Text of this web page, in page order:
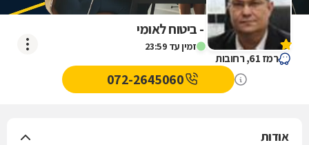
זמין עד 23:59
עו"ד אבניאל רונן - ביטוח לאומי
אין עדיין חוות דעת
רמז 61, רחובות
072-2645060
אודות